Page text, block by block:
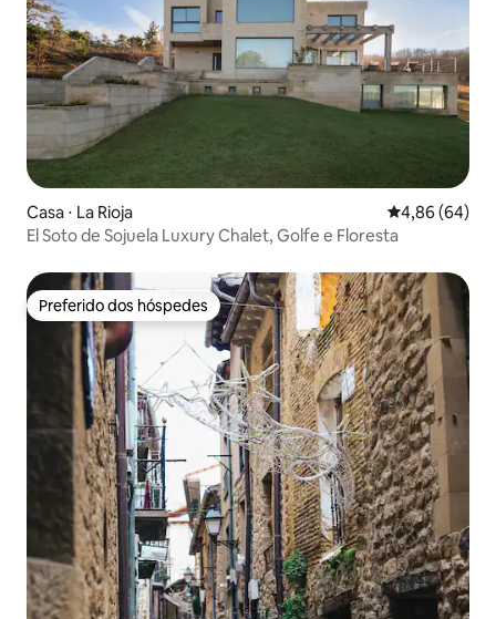
Casa ⋅ La Rioja 4,86 de uma
4,86 (64)
El Soto de Sojuela Luxury Chalet, Golfe e Floresta
Preferido dos hóspedes
Preferido dos hóspedes